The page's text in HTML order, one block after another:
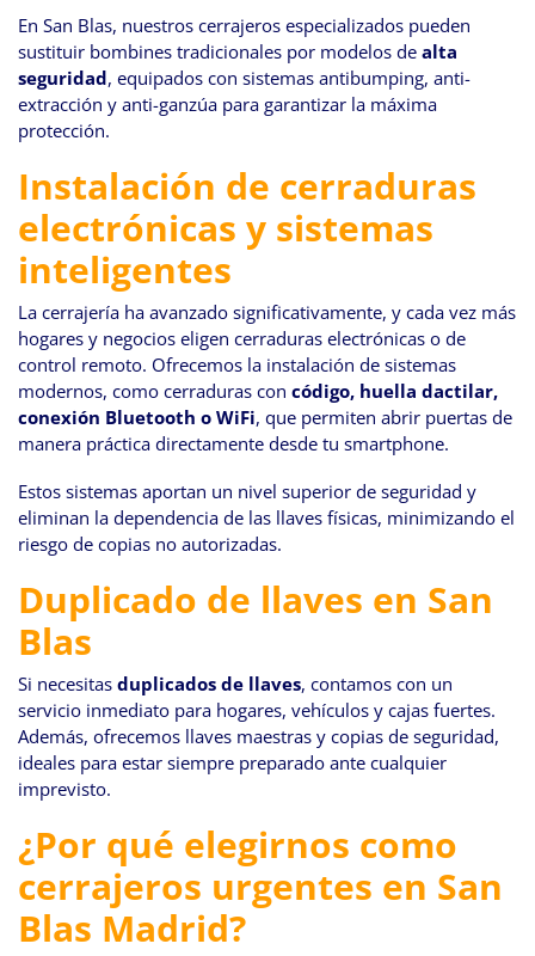
En San Blas, nuestros cerrajeros especializados pueden
sustituir bombines tradicionales por modelos de alta
seguridad, equipados con sistemas antibumping, anti-
extracción y anti-ganzúa para garantizar la máxima
protección.
Instalación de cerraduras
electrónicas y sistemas
inteligentes
La cerrajería ha avanzado significativamente, y cada vez más
hogares y negocios eligen cerraduras electrónicas o de
control remoto. Ofrecemos la instalación de sistemas
modernos, como cerraduras con código, huella dactilar,
conexión Bluetooth o WiFi, que permiten abrir puertas de
manera práctica directamente desde tu smartphone.
Estos sistemas aportan un nivel superior de seguridad y
eliminan la dependencia de las llaves físicas, minimizando el
riesgo de copias no autorizadas.
Duplicado de llaves en San
Blas
Si necesitas duplicados de llaves, contamos con un
servicio inmediato para hogares, vehículos y cajas fuertes.
Además, ofrecemos llaves maestras y copias de seguridad,
ideales para estar siempre preparado ante cualquier
imprevisto.
¿Por qué elegirnos como
cerrajeros urgentes en San
Blas Madrid?